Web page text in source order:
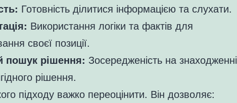
Готовність ділитися інформацією та слухати.
Використання логіки та фактів для
своєї позиції.
пошук рішення: Зосередженість на знаходженні
рішення.
підходу важко переоцінити. Він дозволяє: